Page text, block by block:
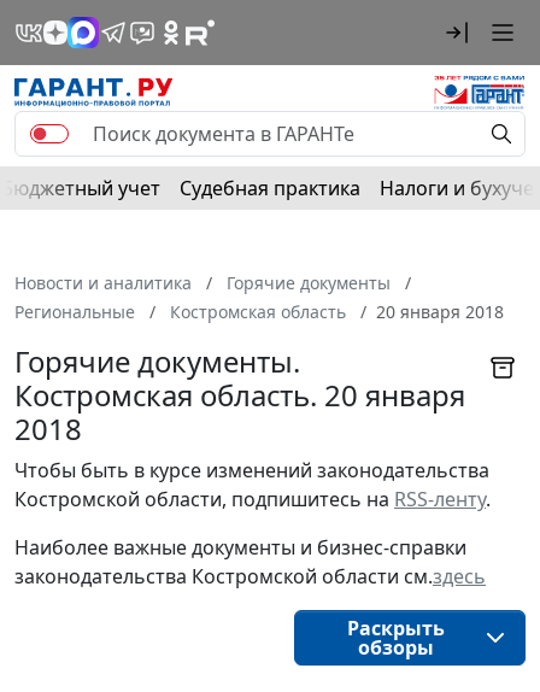
Бюджетный учет Судебная практика Налоги и
Новости и аналитика
Горячие документы
Региональные
Костромская область 20 января 2018
Горячие документы.
Костромская область. 20 января
2018
Чтобы быть в курсе изменений законодательства
Костромской области, подпишитесь на RSS-ленту.
Наиболее важные документы и бизнес-справки
законодательства Костромской области см.здесь
Раскрыть
обзоры